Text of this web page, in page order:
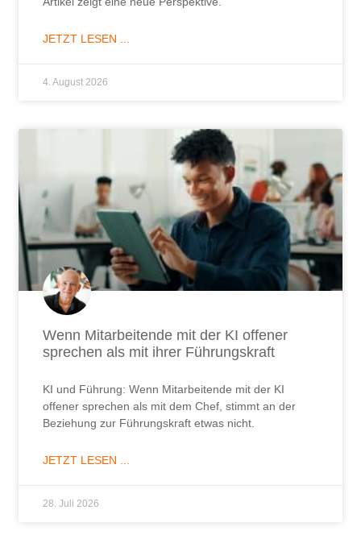
JETZT LESEN ...
4. August 2026
Wenn Mitarbeitende mit der KI offener
sprechen als mit ihrer Führungskraft
KI und Führung: Wenn Mitarbeitende mit der KI
offener sprechen als mit dem Chef, stimmt an der
Beziehung zur Führungskraft etwas nicht.
JETZT LESEN ...
28. Juli 2026